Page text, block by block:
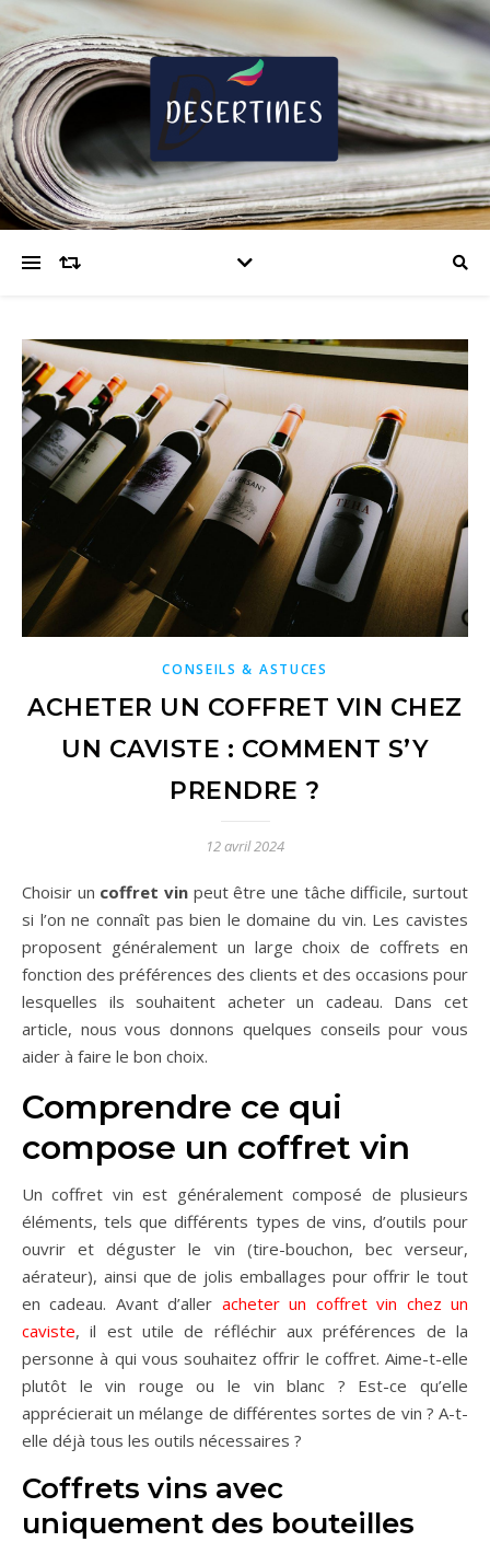
CONSEILS & ASTUCES
ACHETER UN COFFRET VIN CHEZ
UN CAVISTE : COMMENT S’Y
PRENDRE ?
12 avril 2024
Choisir un coffret vin peut être une tâche difficile, surtout
si l’on ne connaît pas bien le domaine du vin. Les cavistes
proposent généralement un large choix de coffrets en
fonction des préférences des clients et des occasions pour
lesquelles ils souhaitent acheter un cadeau. Dans cet
article, nous vous donnons quelques conseils pour vous
aider à faire le bon choix.
Comprendre ce qui
compose un coffret vin
Un coffret vin est généralement composé de plusieurs
éléments, tels que différents types de vins, d’outils pour
ouvrir et déguster le vin (tire-bouchon, bec verseur,
aérateur), ainsi que de jolis emballages pour offrir le tout
en cadeau. Avant d’aller acheter un coffret vin chez un
caviste, il est utile de réfléchir aux préférences de la
personne à qui vous souhaitez offrir le coffret. Aime-t-elle
plutôt le vin rouge ou le vin blanc ? Est-ce qu’elle
apprécierait un mélange de différentes sortes de vin ? A-t-
elle déjà tous les outils nécessaires ?
Coffrets vins avec
uniquement des bouteilles